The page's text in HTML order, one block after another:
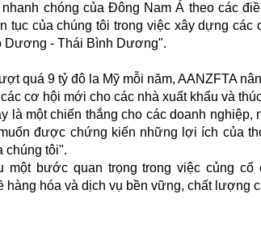
chóng của Đông Nam Á theo các
tục của chúng tôi trong việc xây dựng
Dương - Thái Bình Dương".
quá 9 tỷ đô la Mỹ mỗi năm, AANZFTA
cơ hội mới cho các nhà xuất khẩu và
là một chiến thắng cho các doanh
được chứng kiến những lợi ích của
chúng tôi".
một bước quan trọng trong việc củng
hàng hóa và dịch vụ bền vững, chất lượng